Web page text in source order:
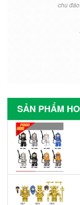
chu
SẢN PHẨM